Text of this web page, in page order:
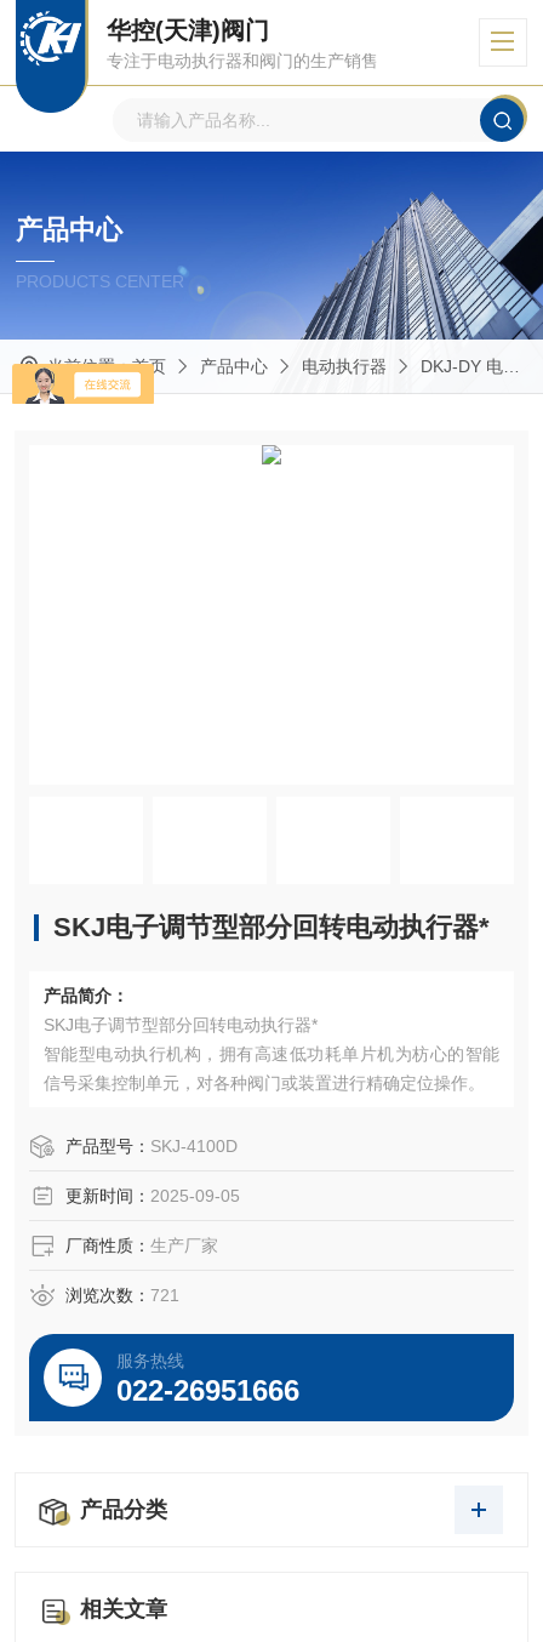
华控(天津)阀门
专注于电动执行器和阀门的生产销售
产品中心
PRODUCTS CENTER
当前位置：首页 产品中心 电动执行器 DKJ-DY 电动执行器
SKJ电子调节型部分回转电动执行器*
产品简介：
SKJ电子调节型部分回转电动执行器*
智能型电动执行机构，拥有高速低功耗单片机为枋心的智能
信号采集控制单元，对各种阀门或装置进行精确定位操作。
产品型号： SKJ-4100D
更新时间： 2025-09-05
厂商性质： 生产厂家
浏览次数： 721
服务热线
022-26951666
产品分类
相关文章